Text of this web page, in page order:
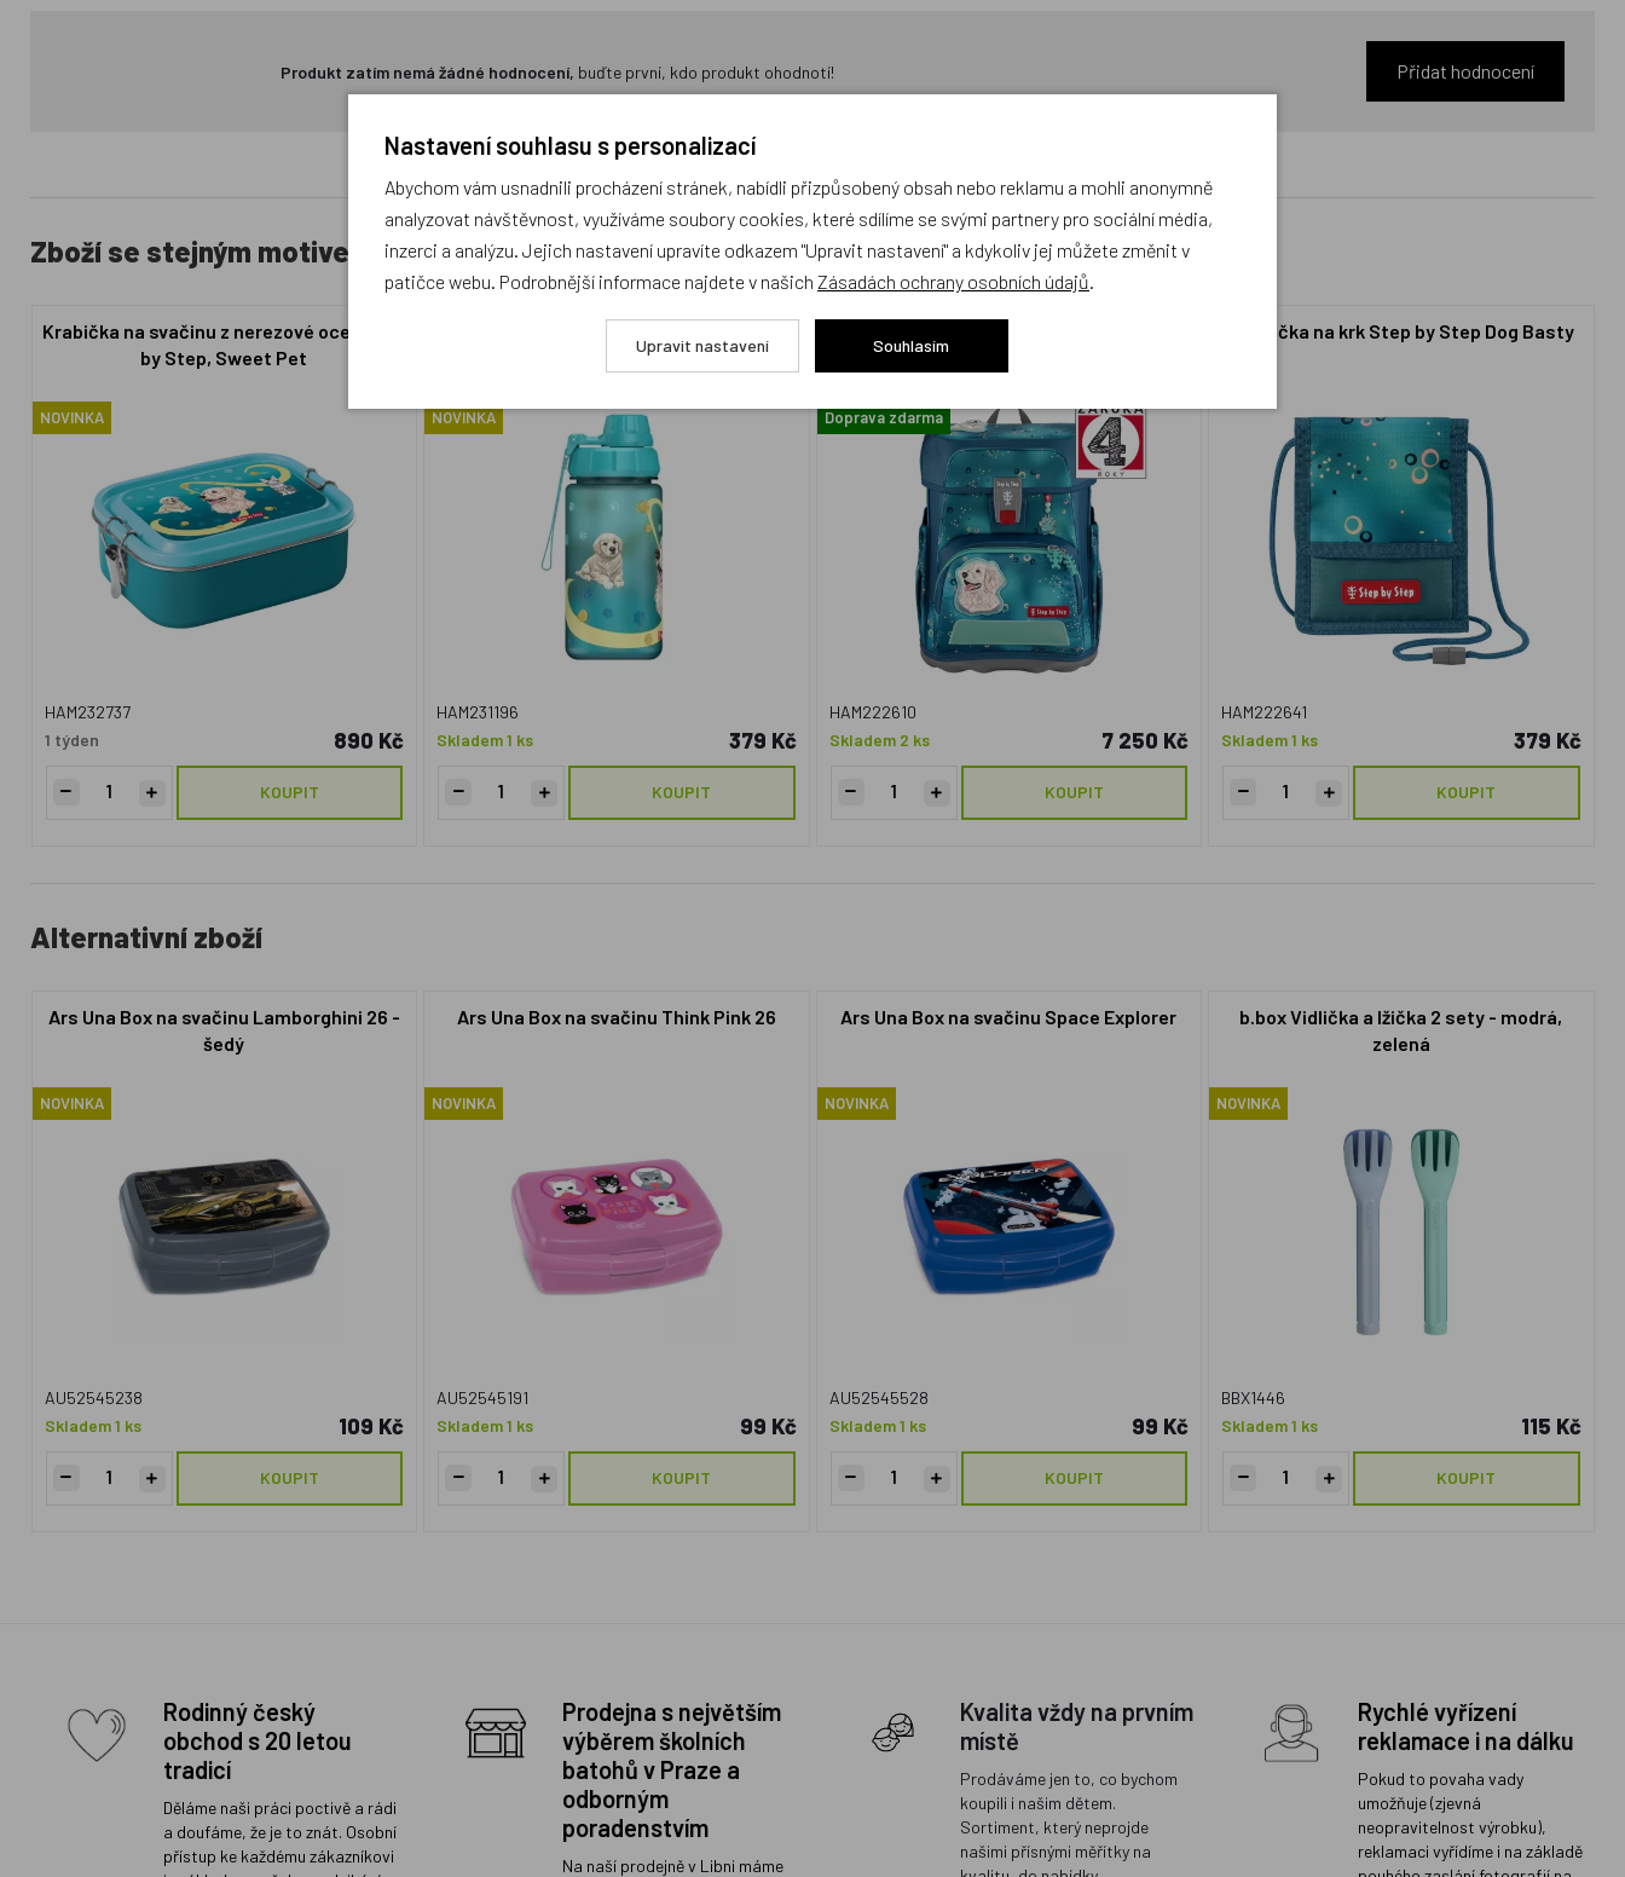
Produkt zatím nemá žádné hodnocení, buďte první, kdo produkt ohodnotí! Přidat hodnocení
Zboží se stejným motivem
Krabička na svačinu z nerezové oceli Step
by Step, Sweet Pet
NOVINKA
HAM232737
1 týden
890 Kč
KOUPIT
Sweet Pet
NOVINKA
HAM231196
Skladem 1 ks
379 Kč
KOUPIT
set, Step by Step Dog Basty, certifikát
Doprava zdarma
HAM222610
Skladem 2 ks
7 250 Kč
KOUPIT
Kapsička na krk Step by Step Dog Basty
HAM222641
Skladem 1 ks
379 Kč
KOUPIT
Alternativní zboží
Ars Una Box na svačinu Lamborghini 26 -
šedý
NOVINKA
AU52545238
Skladem 1 ks
109 Kč
KOUPIT
Ars Una Box na svačinu Think Pink 26
NOVINKA
AU52545191
Skladem 1 ks
99 Kč
KOUPIT
Ars Una Box na svačinu Space Explorer
NOVINKA
AU52545528
Skladem 1 ks
99 Kč
KOUPIT
b.box Vidlička a lžička 2 sety - modrá,
zelená
NOVINKA
BBX1446
Skladem 1 ks
115 Kč
KOUPIT
Rodinný český
obchod s 20 letou
tradicí
Děláme naši práci poctivě a rádi
a doufáme, že je to znát. Osobní
přístup ke každému zákazníkovi
Prodejna s největším
výběrem školních
batohů v Praze a
odborným
poradenstvím
Na naší prodejně v Libni máme
Kvalita vždy na prvním
místě
Prodáváme jen to, co bychom
koupili i našim dětem.
Sortiment, který neprojde
našimi přísnými měřítky na
Rychlé vyřízení
reklamace i na dálku
Pokud to povaha vady
umožňuje (zjevná
neopravitelnost výrobku),
reklamaci vyřídíme i na základě
Nastavení souhlasu s personalizací
Abychom vám usnadnili procházení stránek, nabídli přizpůsobený obsah nebo reklamu a mohli anonymně
analyzovat návštěvnost, využíváme soubory cookies, které sdílíme se svými partnery pro sociální média,
inzerci a analýzu. Jejich nastavení upravíte odkazem "Upravit nastavení" a kdykoliv jej můžete změnit v
patičce webu. Podrobnější informace najdete v našich Zásadách ochrany osobních údajů.
Upravit nastavení Souhlasím